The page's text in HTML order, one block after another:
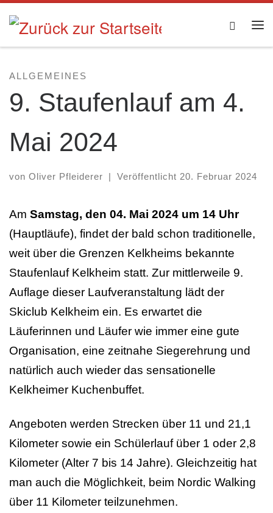
Zum Inhalt springen Search
ALLGEMEINES
9. Staufenlauf am 4.
Mai 2024
von Oliver Pfleiderer Veröffentlicht 20. Februar 2024
Am Samstag, den 04. Mai 2024 um 14 Uhr
(Hauptläufe), findet der bald schon traditionelle,
weit über die Grenzen Kelkheims bekannte
Staufenlauf Kelkheim statt. Zur mittlerweile 9.
Auflage dieser Laufveranstaltung lädt der
Skiclub Kelkheim ein. Es erwartet die
Läuferinnen und Läufer wie immer eine gute
Organisation, eine zeitnahe Siegerehrung und
natürlich auch wieder das sensationelle
Kelkheimer Kuchenbuffet.
Angeboten werden Strecken über 11 und 21,1
Kilometer sowie ein Schülerlauf über 1 oder 2,8
Kilometer (Alter 7 bis 14 Jahre). Gleichzeitig hat
man auch die Möglichkeit, beim Nordic Walking
über 11 Kilometer teilzunehmen.